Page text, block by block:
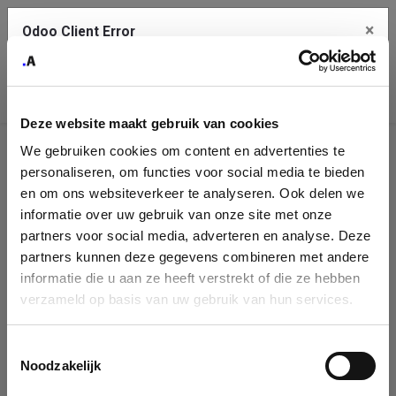
Deze website maakt gebruik van cookies
We gebruiken cookies om content en advertenties te
personaliseren, om functies voor social media te bieden
en om ons websiteverkeer te analyseren. Ook delen we
informatie over uw gebruik van onze site met onze
partners voor social media, adverteren en analyse. Deze
partners kunnen deze gegevens combineren met andere
informatie die u aan ze heeft verstrekt of die ze hebben
verzameld op basis van uw gebruik van hun services.
Noodzakelijk
Company
Identification
Please fill in your company details
You can search a company in our database by name, VAT or
enterprise ID. When a company is selected it will auto-complete the
form. If you don't find your company in our database, you can create
Odoo Client Error ×
service.
See details
Ok